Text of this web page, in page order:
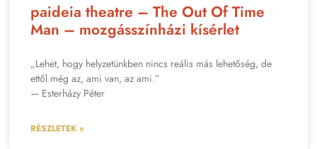
paideia theatre – The Out Of Time
Man – mozgásszínházi kísérlet
„Lehet, hogy helyzetünkben nincs reális más lehetőség, de
ettől még az, ami van, az ami.”
— Esterházy Péter
RÉSZLETEK »